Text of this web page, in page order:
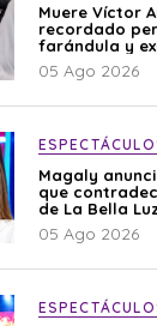
Muere Víctor
recordado
farándula y
Cherres
05 Ago 2026
Magaly
que
de La Bella
05 Ago 2026